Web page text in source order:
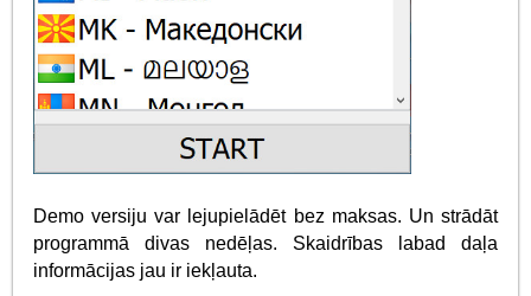
Demo versiju var lejupielādēt bez maksas. Un strādāt
programmā divas nedēļas. Skaidrības labad daļa
informācijas jau ir iekļauta.